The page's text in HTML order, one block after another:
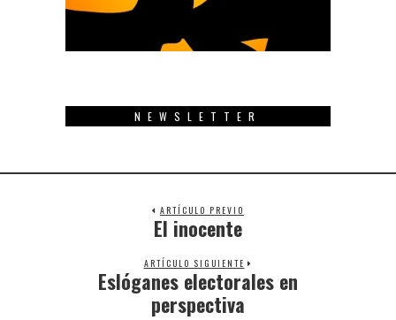
NEWSLETTER
ARTÍCULO PREVIO
Previous
El inocente
ARTÍCULO SIGUIENTE
Next
post:
Eslóganes electorales en
perspectiva